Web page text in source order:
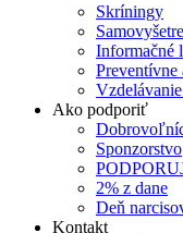
Skríningy
Informačné
Ako podporiť
Sponzorstvo
2% z dane
Deň
Kontakt